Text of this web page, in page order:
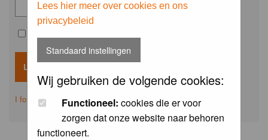
Lees hier meer over cookies en ons
privacybeleid
Standaard instellingen
Wij gebruiken de volgende cookies:
Functioneel: cookies die er voor
zorgen dat onze website naar behoren
functioneert.
I forgot my password